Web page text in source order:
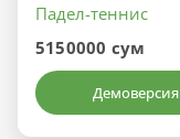
Падел-теннис
5150000 сум
Демоверсия